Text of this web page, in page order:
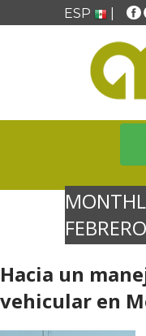
ESP
Hacia un
vehicular en